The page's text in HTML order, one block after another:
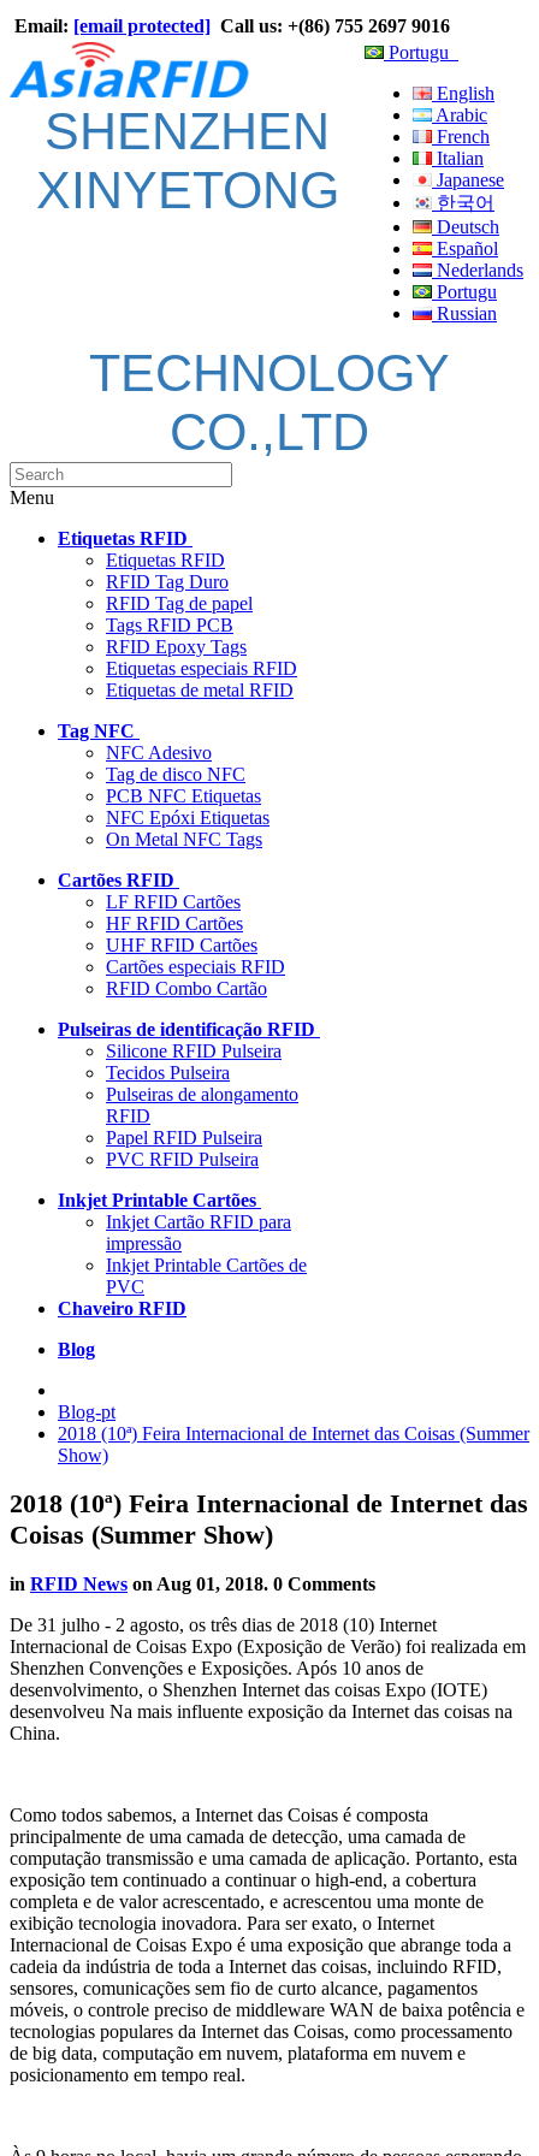
Email: [email protected] Call us: +(86) 755 2697 9016
Portugu
English
Arabic
French
Italian
Japanese
한국어
Deutsch
Español
Nederlands
Portugu
Russian
SHENZHEN
XINYETONG
TECHNOLOGY
CO.,LTD
Menu
Etiquetas RFID
Etiquetas RFID
RFID Tag Duro
RFID Tag de papel
Tags RFID PCB
RFID Epoxy Tags
Etiquetas especiais RFID
Etiquetas de metal RFID
Tag NFC
NFC Adesivo
Tag de disco NFC
PCB NFC Etiquetas
NFC Epóxi Etiquetas
On Metal NFC Tags
Cartões RFID
LF RFID Cartões
HF RFID Cartões
UHF RFID Cartões
Cartões especiais RFID
RFID Combo Cartão
Pulseiras de identificação RFID
Silicone RFID Pulseira
Tecidos Pulseira
Pulseiras de alongamento
RFID
Papel RFID Pulseira
PVC RFID Pulseira
Inkjet Printable Cartões
Inkjet Cartão RFID para
impressão
Inkjet Printable Cartões de
PVC
Chaveiro RFID
Blog
Blog-pt
2018 (10ª) Feira Internacional de Internet das Coisas (Summer
Show)
2018 (10ª) Feira Internacional de Internet das
Coisas (Summer Show)
in RFID News on Aug 01, 2018. 0 Comments
De 31 julho - 2 agosto, os três dias de 2018 (10) Internet
Internacional de Coisas Expo (Exposição de Verão) foi realizada em
Shenzhen Convenções e Exposições. Após 10 anos de
desenvolvimento, o Shenzhen Internet das coisas Expo (IOTE)
desenvolveu Na mais influente exposição da Internet das coisas na
China.
Como todos sabemos, a Internet das Coisas é composta
principalmente de uma camada de detecção, uma camada de
computação transmissão e uma camada de aplicação. Portanto, esta
exposição tem continuado a continuar o high-end, a cobertura
completa e de valor acrescentado, e acrescentou uma monte de
exibição tecnologia inovadora. Para ser exato, o Internet
Internacional de Coisas Expo é uma exposição que abrange toda a
cadeia da indústria de toda a Internet das coisas, incluindo RFID,
sensores, comunicações sem fio de curto alcance, pagamentos
móveis, o controle preciso de middleware WAN de baixa potência e
tecnologias populares da Internet das Coisas, como processamento
de big data, computação em nuvem, plataforma em nuvem e
posicionamento em tempo real.